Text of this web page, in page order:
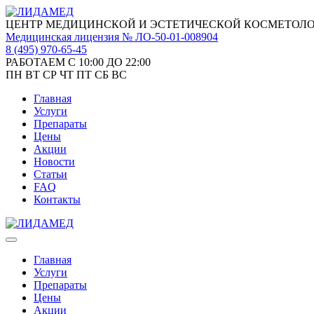
ЦЕНТР МЕДИЦИНСКОЙ И ЭСТЕТИЧЕСКОЙ
Медицинская лицензия № ЛО-50-01-008904
8 (495) 970-65-45
РАБОТАЕМ С 10:00 ДО 22:00
ПН ВТ СР ЧТ ПТ СБ ВС
Главная
Услуги
Препараты
Цены
Акции
Новости
Статьи
FAQ
Контакты
Главная
Услуги
Препараты
Цены
Акции